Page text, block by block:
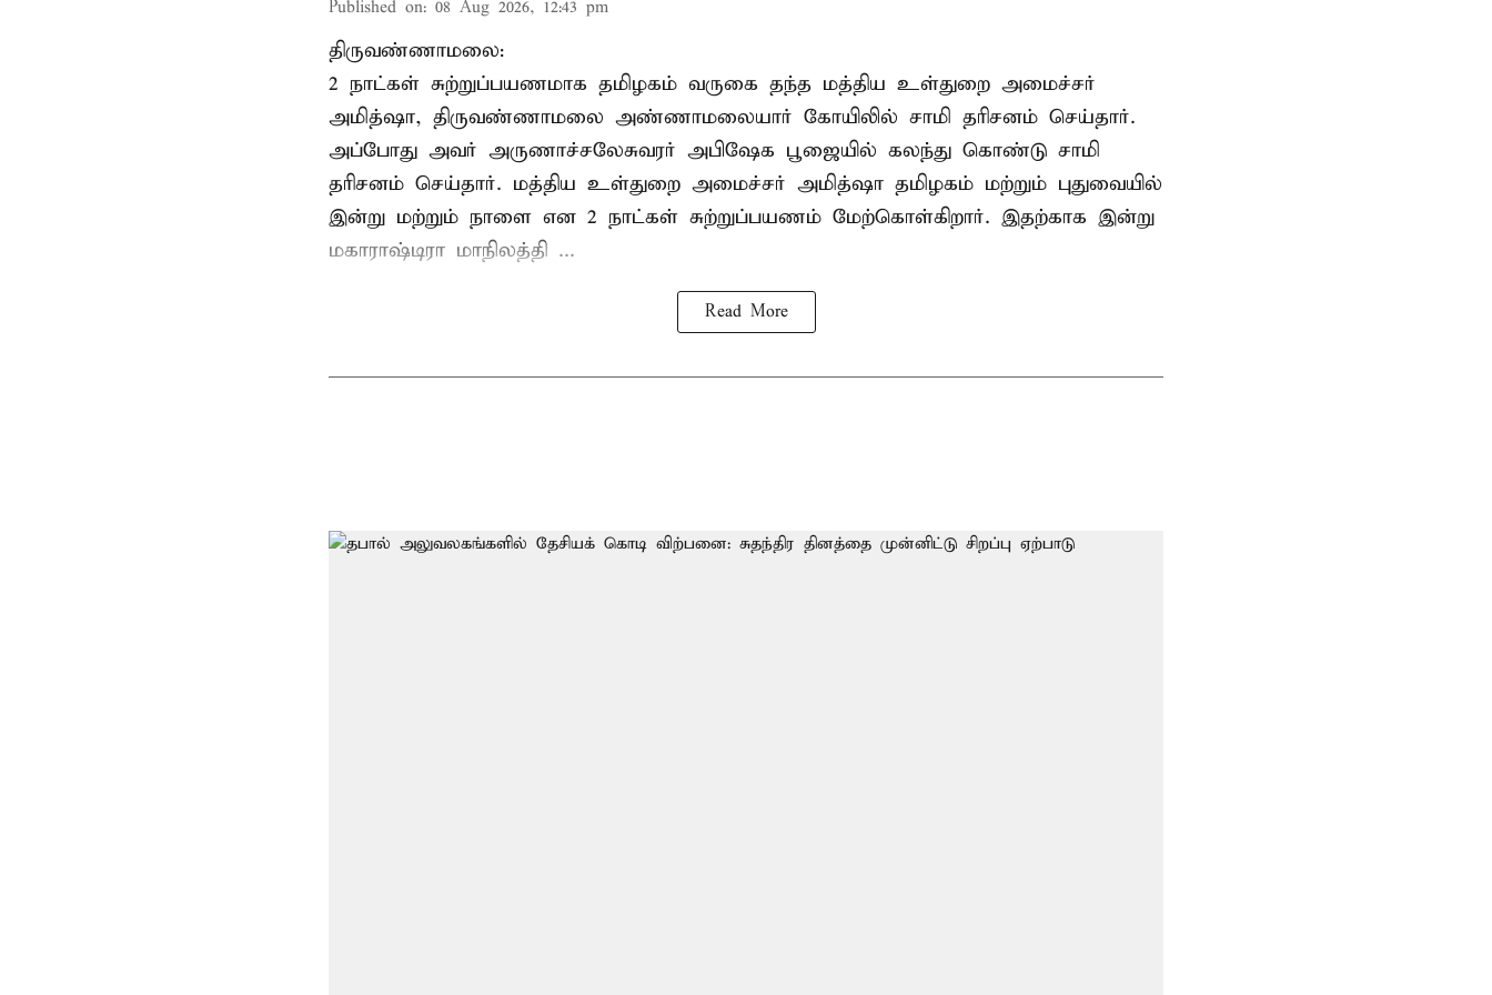
Published on: 08 Aug 2026, 12:43 pm
திருவண்ணாமலை:
2 நாட்கள் சுற்றுப்பயணமாக தமிழகம் வருகை தந்த மத்திய உள்துறை அமைச்சர்
அமித்ஷா, திருவண்ணாமலை அண்ணாமலையார் கோயிலில் சாமி தரிசனம் செய்தார்.
அப்போது அவர் அருணாச்சலேசுவரர் அபிஷேக பூஜையில் கலந்து கொண்டு சாமி
தரிசனம் செய்தார். மத்திய உள்துறை அமைச்சர் அமித்ஷா தமிழகம் மற்றும் புதுவையில்
இன்று மற்றும் நாளை என 2 நாட்கள் சுற்றுப்பயணம் மேற்கொள்கிறார். இதற்காக இன்று
மகாராஷ்டிரா மாநிலத்தி ...
Read More